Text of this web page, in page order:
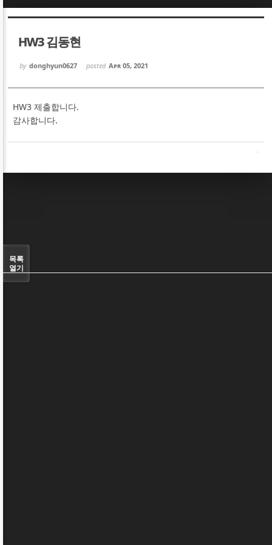
HW3 김동현
by donghyun0627 posted Apr 05, 2021
HW3 제출합니다.
감사합니다.
목록
열기
Sketchbook5, 스케치북5
Sketchbook5, 스케치북5
Sketchbook5, 스케치북5
Sketchbook5, 스케치북5